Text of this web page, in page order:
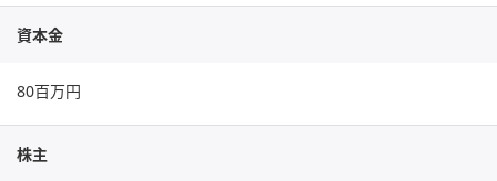
資本金
80百万円
株主